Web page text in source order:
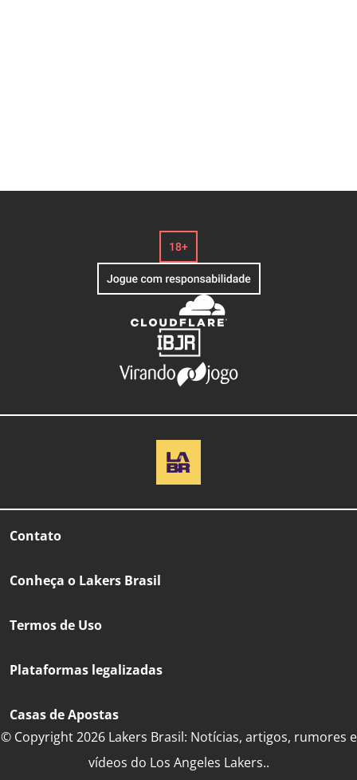
Contato
Conheça o Lakers Brasil
Termos de Uso
Plataformas legalizadas
Casas de Apostas
© Copyright 2026 Lakers Brasil: Notícias, artigos, rumores e
vídeos do Los Angeles Lakers..